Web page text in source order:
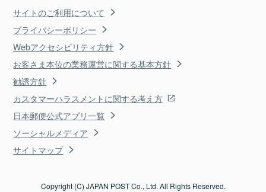
サイトのご利用について
プライバシーポリシー
Webアクセシビリティ方針
お客さま本位の業務運営に関する基本方針
勧誘方針
カスタマーハラスメントに関する考え方
日本郵便公式アプリ一覧
ソーシャルメディア
サイトマップ
Copyright (C) JAPAN POST Co., Ltd. All Rights Reserved.